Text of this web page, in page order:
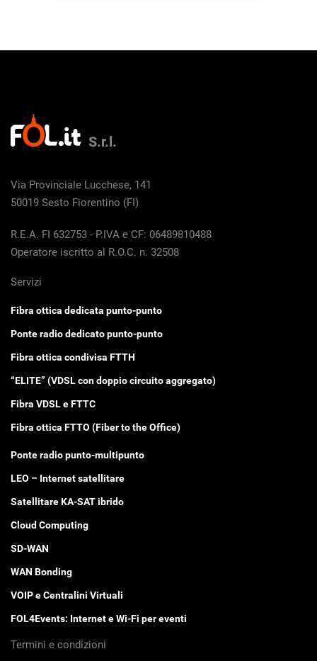
S.r.l.
Via Provinciale Lucchese, 141
50019 Sesto Fiorentino (FI)
R.E.A. FI 632753 - P.IVA e CF: 06489810488
Operatore iscritto al R.O.C. n. 32508
Servizi
Fibra ottica dedicata punto-punto
Ponte radio dedicato punto-punto
Fibra ottica condivisa FTTH
“ELITE” (VDSL con doppio circuito aggregato)
Fibra VDSL e FTTC
Fibra ottica FTTO (Fiber to the Office)
Ponte radio punto-multipunto
LEO – Internet satellitare
Satellitare KA-SAT ibrido
Cloud Computing
SD-WAN
WAN Bonding
VOIP e Centralini Virtuali
FOL4Events: Internet e Wi-Fi per eventi
Termini e condizioni